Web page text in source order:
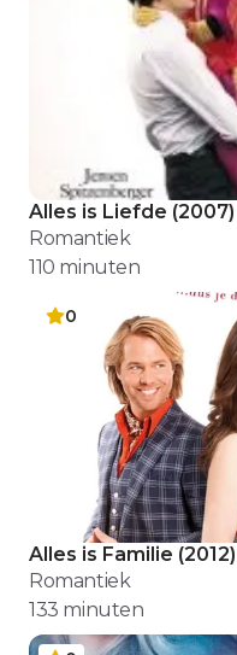
Alles is Liefde (2007)
Romantiek
110 minuten
0
Alles is Familie (2012)
Romantiek
133 minuten